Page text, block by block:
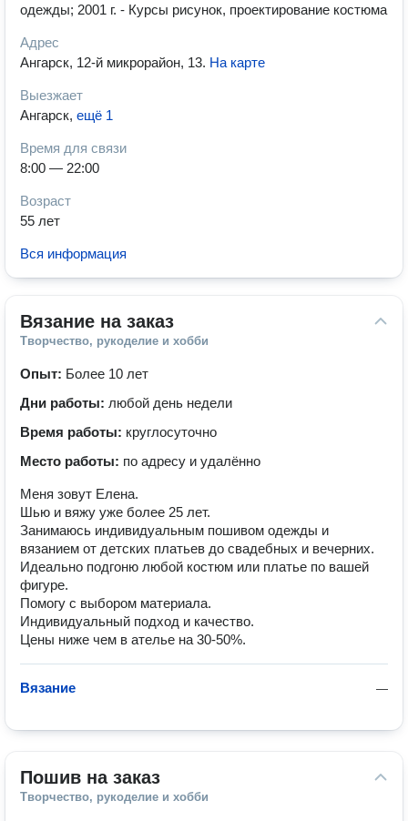
одежды; 2001 г. - Курсы рисунок, проектирование костюма
Адрес
Ангарск, 12-й микрорайон, 13. На карте
Выезжает
Ангарск, ещё 1
Время для связи
8:00 — 22:00
Возраст
55 лет
Вся информация
Вязание на заказ
Творчество, рукоделие и хобби
Опыт: Более 10 лет
Дни работы: любой день недели
Время работы: круглосуточно
Место работы: по адресу и удалённо
Меня зовут Елена.
Шью и вяжу уже более 25 лет.
Занимаюсь индивидуальным пошивом одежды и
вязанием от детских платьев до свадебных и вечерних.
Идеально подгоню любой костюм или платье по вашей
фигуре.
Помогу с выбором материала.
Индивидуальный подход и качество.
Цены ниже чем в ателье на 30-50%.
—
Вязание
Пошив на заказ
Творчество, рукоделие и хобби